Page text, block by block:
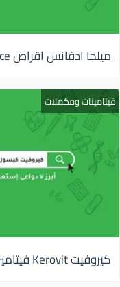
ميلجا ادفانس اقراص Milga Advance : للاعصاب والإكتئاب
فيتامينات ومكملات
كيروفيت Kerovit فيتامين | أبرز 7 دواعى إستعمال له